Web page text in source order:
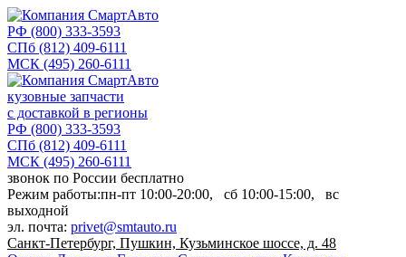
РФ (800) 333-3593
СПб (812) 409-6111
МСК (495) 260-6111
кузовные запчасти
с доставкой в регионы
РФ (800) 333-3593
СПб (812) 409-6111
МСК (495) 260-6111
звонок по России бесплатно
Режим работы:пн-пт 10:00-20:00, сб 10:00-15:00, вс
выходной
эл. почта: privet@smtauto.ru
Санкт-Петербург, Пушкин, Кузьминское шоссе, д. 48